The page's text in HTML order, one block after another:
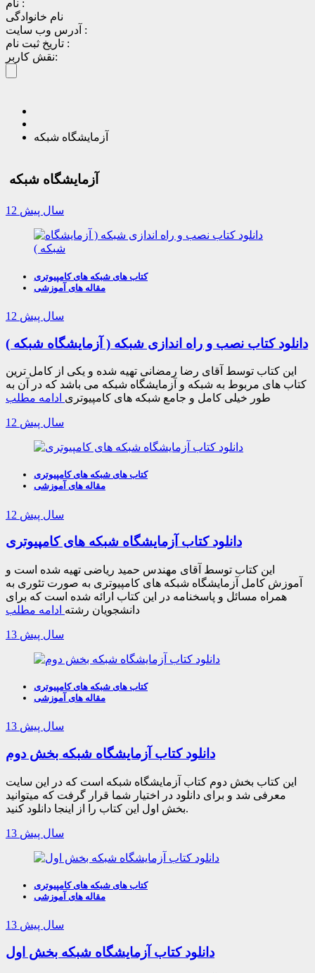
نام :
نام خانوادگی
آدرس وب سایت :
تاریخ ثبت نام :
نقش کاربر:
آزمایشگاه شبکه
آزمایشگاه شبکه
12 سال پیش
کتاب های شبکه های کامپیوتری
مقاله های آموزشی
12 سال پیش
دانلود کتاب نصب و راه اندازی شبکه ( آزمایشگاه شبکه )
این کتاب توسط آقای رضا رمضانی تهیه شده و یکی از کامل ترین
کتاب های مربوط به شبکه و آزمایشگاه شبکه می باشد که در آن به
طور خیلی کامل و جامع شبکه های کامپیوتری ادامه مطلب
12 سال پیش
کتاب های شبکه های کامپیوتری
مقاله های آموزشی
12 سال پیش
دانلود کتاب آزمایشگاه شبکه های کامپیوتری
این کتاب توسط آقای مهندس حمید ریاضی تهیه شده است و
آموزش کامل آزمایشگاه شبکه های کامپیوتری به صورت تئوری به
همراه مسائل و پاسخنامه در این کتاب ارائه شده است که برای
دانشجویان رشته ادامه مطلب
13 سال پیش
کتاب های شبکه های کامپیوتری
مقاله های آموزشی
13 سال پیش
دانلود کتاب آزمایشگاه شبکه بخش دوم
این کتاب بخش دوم کتاب آزمایشگاه شبکه است که در این سایت
معرفی شد و برای دانلود در اختیار شما قرار گرفت که میتوانید
بخش اول این کتاب را از اینجا دانلود کنید.
13 سال پیش
کتاب های شبکه های کامپیوتری
مقاله های آموزشی
13 سال پیش
دانلود کتاب آزمایشگاه شبکه بخش اول